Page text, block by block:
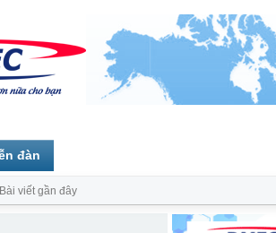
đàn
Bài viết gần đây